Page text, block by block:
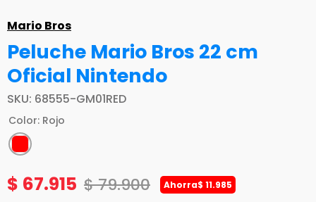
Mario Bros
Peluche Mario Bros 22 cm
Oficial Nintendo
SKU: 68555-GM01RED
Color: Rojo
$ 67.915 $79.900 Ahorra$ 11.985